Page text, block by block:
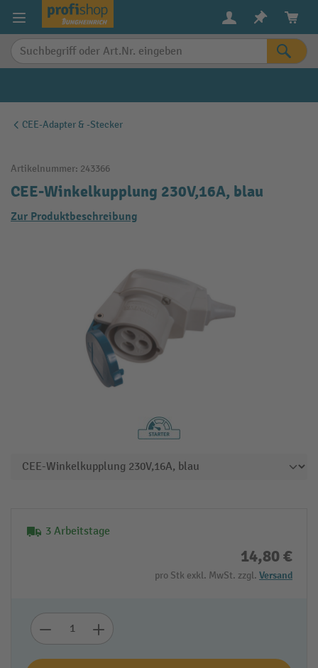
springen
CEE-Adapter & -Stecker
Artikelnummer: 243366
CEE-Winkelkupplung 230V,16A, blau
Zur Produktbeschreibung
3 Arbeitstage
14,80 €
pro Stk exkl. MwSt. zzgl. Versand